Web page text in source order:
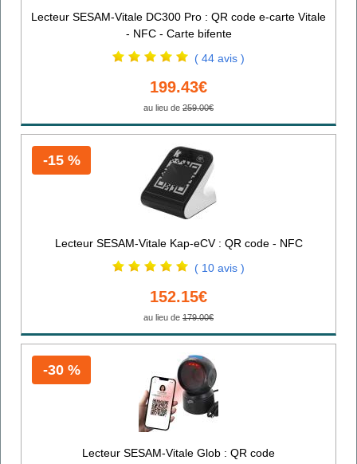
Lecteur SESAM-Vitale DC300 Pro : QR code e-carte Vitale
- NFC - Carte bifente
( 44 avis )
199.43€
au lieu de 259.00€
-15 %
Lecteur SESAM-Vitale Kap-eCV : QR code - NFC
( 10 avis )
152.15€
au lieu de 179.00€
-30 %
Lecteur SESAM-Vitale Glob : QR code